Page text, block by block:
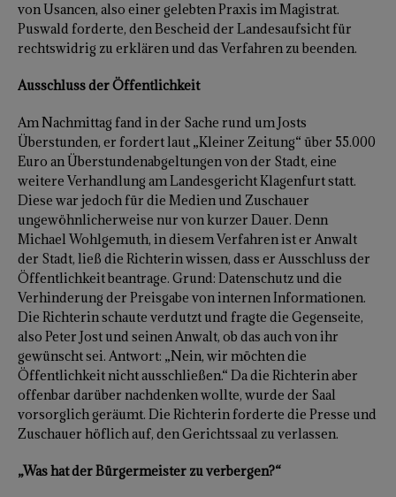
von Usancen, also einer gelebten Praxis im Magistrat.
Puswald forderte, den Bescheid der Landesaufsicht für
rechtswidrig zu erklären und das Verfahren zu beenden.
Ausschluss der Öffentlichkeit
Am Nachmittag fand in der Sache rund um Josts
Überstunden, er fordert laut „Kleiner Zeitung“ über 55.000
Euro an Überstundenabgeltungen von der Stadt, eine
weitere Verhandlung am Landesgericht Klagenfurt statt.
Diese war jedoch für die Medien und Zuschauer
ungewöhnlicherweise nur von kurzer Dauer. Denn
Michael Wohlgemuth, in diesem Verfahren ist er Anwalt
der Stadt, ließ die Richterin wissen, dass er Ausschluss der
Öffentlichkeit beantrage. Grund: Datenschutz und die
Verhinderung der Preisgabe von internen Informationen.
Die Richterin schaute verdutzt und fragte die Gegenseite,
also Peter Jost und seinen Anwalt, ob das auch von ihr
gewünscht sei. Antwort: „Nein, wir möchten die
Öffentlichkeit nicht ausschließen.“ Da die Richterin aber
offenbar darüber nachdenken wollte, wurde der Saal
vorsorglich geräumt. Die Richterin forderte die Presse und
Zuschauer höflich auf, den Gerichtssaal zu verlassen.
„Was hat der Bürgermeister zu verbergen?“